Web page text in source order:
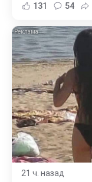
131 54
21 ч. назад